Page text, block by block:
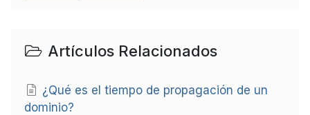
Artículos Relacionados
¿Qué es el tiempo de propagación de un
dominio?